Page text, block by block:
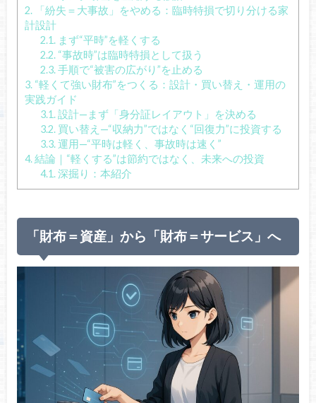
2.「紛失＝大事故」をやめる：臨時特損で切り分ける家
計設計
2.1.まず“平時”を軽くする
2.2.“事故時”は臨時特損として扱う
2.3.手順で“被害の広がり”を止める
3.“軽くて強い財布”をつくる：設計・買い替え・運用の
実践ガイド
3.1.設計—まず「身分証レイアウト」を決める
3.2.買い替え—“収納力”ではなく“回復力”に投資する
3.3.運用—“平時は軽く、事故時は速く”
4.結論｜“軽くする”は節約ではなく、未来への投資
4.1.深掘り：本紹介
「財布＝資産」から「財布＝サービス」へ